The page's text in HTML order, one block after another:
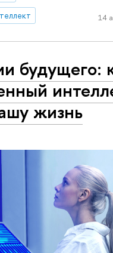
14
будущего:
жизнь